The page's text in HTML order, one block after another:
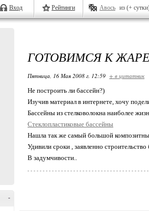
Вход Рейтинги Авось из (+
-
ГОТОВИМСЯ К
Пятница, 16 Мая 2008 г. 12:59 + в цитатник
Не построить ли бассейн?)
Изучив материал в интернете, хочу
Бассейны из стелковолокна наиболее
Стеклопластиковые бассейны
Нашла так же самый большой
Удивили сроки , заявленно
В задумчивости..